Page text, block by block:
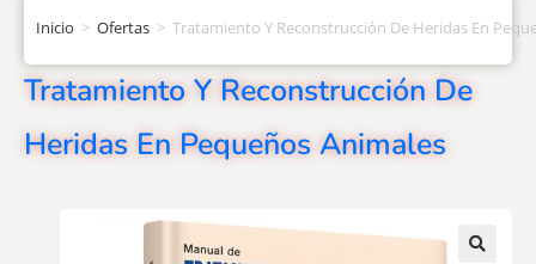
Inicio > Ofertas > Tratamiento Y Reconstrucción De Heridas En
Tratamiento Y Reconstrucción De
Heridas En Pequeños Animales